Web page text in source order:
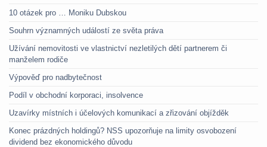
10 otázek pro … Moniku Dubskou
Souhrn významných událostí ze světa práva
Užívání nemovitosti ve vlastnictví nezletilých dětí partnerem či
manželem rodiče
Výpověď pro nadbytečnost
Podíl v obchodní korporaci, insolvence
Uzavírky místních i účelových komunikací a zřizování objížděk
Konec prázdných holdingů? NSS upozorňuje na limity osvobození
dividend bez ekonomického důvodu